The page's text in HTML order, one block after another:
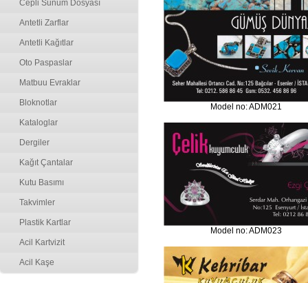
Cepli Sunum Dosyası
Antetli Zarflar
Antetli Kağıtlar
Oto Paspaslar
Matbuu Evraklar
Bloknotlar
Kataloglar
Dergiler
Kağıt Çantalar
Kutu Basımı
Takvimler
Plastik Kartlar
Acil Kartvizit
Acil Kaşe
Model no: ADM021
Model no: ADM023